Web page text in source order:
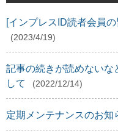
[インプレスID読者会員
(2023/4/19)
記事の続きが読めないな
して
(2022/12/14)
定期メンテナンスのお知